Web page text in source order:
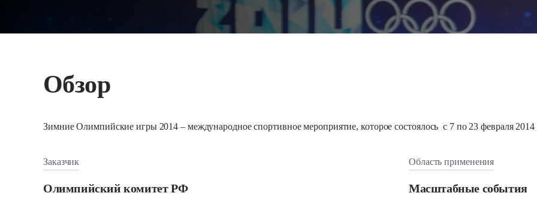
Обзор
Зимние Олимпийские игры 2014 – международное спортивное мероприятие, которое состоялось с 7 по 23 февраля
Заказчик
Олимпийский комитет РФ
Область применения
Масштабные события